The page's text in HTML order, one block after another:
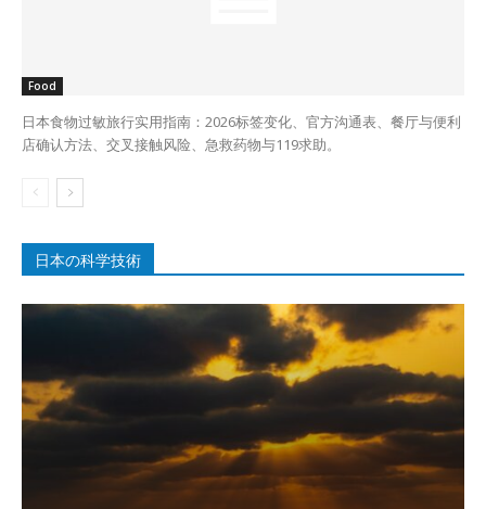
Food
日本食物过敏旅行实用指南：2026标签变化、官方沟通表、餐厅与便利
店确认方法、交叉接触风险、急救药物与119求助。
日本の科学技術